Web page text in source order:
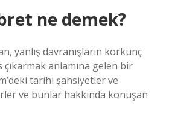
ne demek?
yanlış davranışların korkunç
çıkarmak anlamına gelen bir
tarihi şahsiyetler ve
ve bunlar hakkında konuşan